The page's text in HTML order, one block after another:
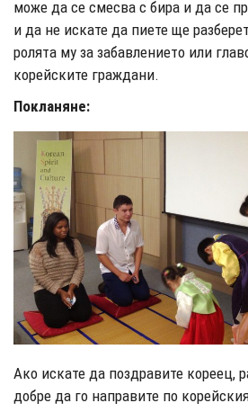
може да се смесва с бира и да се
и да не искате да пиете ще
ролята му за забавлението или
корейските граждани.
Покланяне:
Ако искате да поздравите кореец,
добре да го направите по